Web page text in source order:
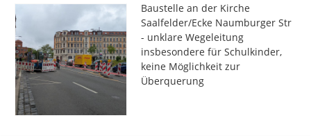
Baustelle an der Kirche
Saalfelder/Ecke Naumburger Str
- unklare Wegeleitung
insbesondere für Schulkinder,
keine Möglichkeit zur
Überquerung